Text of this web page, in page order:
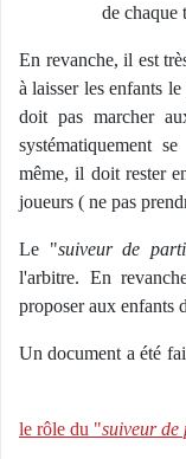
de chaque
En revanche, il est
à laisser les enfants
doit pas marcher
systématiquement
même, il doit rester
joueurs ( ne pas
Le "suiveur de
l'arbitre. En
proposer aux enfants
Un document a été
le rôle du "suiveur de